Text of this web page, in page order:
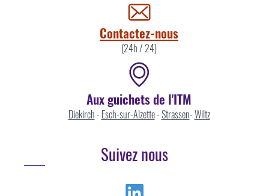
Contactez-nous
(24h / 24)
Aux guichets de l'ITM
Diekirch- Esch-sur-Alzette-Strassen-Wiltz
Suivez nous